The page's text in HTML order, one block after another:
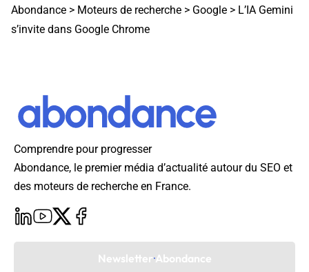
Abondance > Moteurs de recherche > Google > L’IA Gemini
s’invite dans Google Chrome
Comprendre pour progresser
Abondance, le premier média d’actualité autour du SEO et
des moteurs de recherche en France.
Newsletter Abondance